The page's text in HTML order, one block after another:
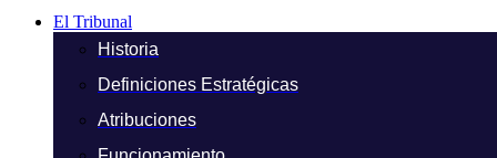
El Tribunal
Historia
Definiciones Estratégicas
Atribuciones